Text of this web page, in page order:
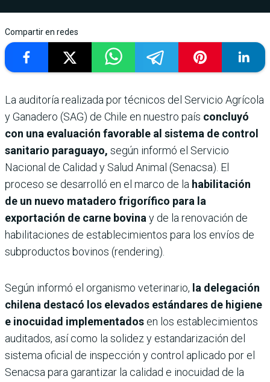
Compartir en redes
La auditoría realizada por técnicos del Servicio Agrícola
y Ganadero (SAG) de Chile en nuestro país concluyó
con una evaluación favorable al sistema de control
sanitario paraguayo, según informó el Servicio
Nacional de Calidad y Salud Animal (Senacsa). El
proceso se desarrolló en el marco de la habilitación
de un nuevo matadero frigorífico para la
exportación de carne bovinay de la renovación de
habilitaciones de establecimientos para los envíos de
subproductos bovinos (rendering).
Según informó el organismo veterinario, la delegación
chilena destacó los elevados estándares de higiene
e inocuidad implementados en los establecimientos
auditados, así como la solidez y estandarización del
sistema oficial de inspección y control aplicado por el
Senacsa para garantizar la calidad e inocuidad de la